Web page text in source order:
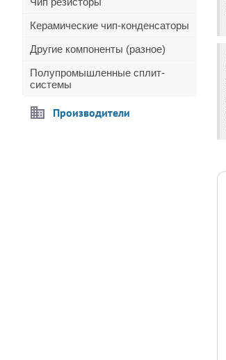
Керамические чип-конденсаторы
Другие компоненты (разное)
Полупромышленные сплит-
системы
Производители